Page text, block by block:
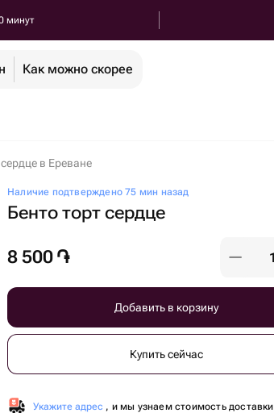
минут
Как можно скорее
сердце в Ереване
Наличие подтверждено 75 мин назад
Бенто торт сердце
8 500 ֏
Добавить в корзину
Купить сейчас
Укажите адрес , и мы узнаем стоимость доставки